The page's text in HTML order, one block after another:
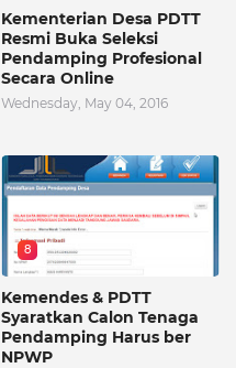
Kementerian Desa PDTT
Resmi Buka Seleksi
Pendamping Profesional
Secara Online
Wednesday, May 04, 2016
8
Kemendes & PDTT
Syaratkan Calon Tenaga
Pendamping Harus ber
NPWP